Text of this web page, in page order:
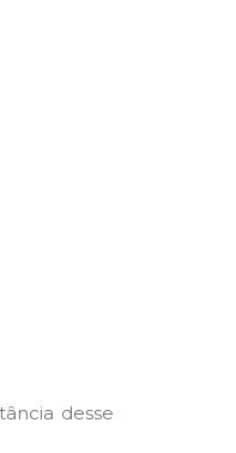
desse